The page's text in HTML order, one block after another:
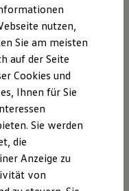
und Updates
ID.
, 4 von 4
nutzen,
Sie am meisten
auf der Seite
Cookies und
Ihnen für Sie
Sie werden
die
Anzeige zu
von